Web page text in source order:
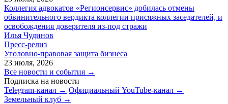
Коллегия адвокатов «Регионсервис» добилась отмены
обвинительного вердикта коллегии присяжных заседателей, и
освобождения доверителя из-под стражи
Илья Чудинов
Пресс-релиз
Уголовно-правовая защита бизнеса
23 июля, 2026
Все новости и события →
Подписка на новости
Telegram-канал → Официальный YouTube-канал →
Земельный клуб →